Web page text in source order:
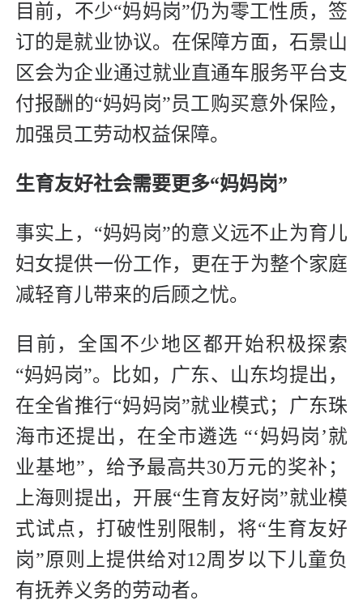
目前，不少“妈妈岗”仍为零工性质，签
订的是就业协议。在保障方面，石景山
区会为企业通过就业直通车服务平台支
付报酬的“妈妈岗”员工购买意外保险，
加强员工劳动权益保障。
生育友好社会需要更多“妈妈岗”
事实上，“妈妈岗”的意义远不止为育儿
妇女提供一份工作，更在于为整个家庭
减轻育儿带来的后顾之忧。
目前，全国不少地区都开始积极探索
“妈妈岗”。比如，广东、山东均提出，
在全省推行“妈妈岗”就业模式；广东珠
海市还提出，在全市遴选 “‘妈妈岗’就
业基地”，给予最高共30万元的奖补；
上海则提出，开展“生育友好岗”就业模
式试点，打破性别限制，将“生育友好
岗”原则上提供给对12周岁以下儿童负
有抚养义务的劳动者。